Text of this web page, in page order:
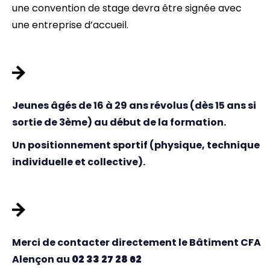
une convention de stage devra être signée avec
une entreprise d’accueil.
Jeunes âgés de 16 à 29 ans révolus (dès 15 ans si
sortie de 3ème) au début de la formation.
Un positionnement sportif (physique, technique
individuelle et collective).
Merci de contacter directement le Bâtiment CFA
Alençon au 02 33 27 28 62